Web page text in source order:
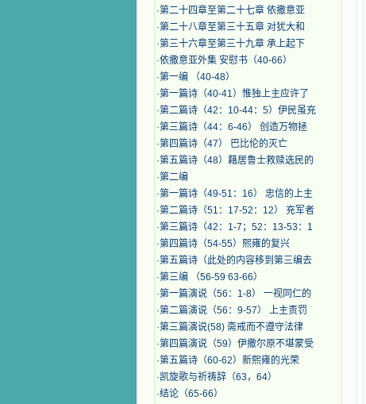
·第二十四章至第二十七章 依撒意亚
·第二十八章至第三十五章 对犹大和
·第三十六章至第三十九章 承上起下
·依撒意亚外集 安慰书（40-66）
·第一编 （40-48）
·第一篇诗（40-41）惟独上主应许了
·第二篇诗（42：10-44：5）伊民虽充
·第三篇诗（44：6-46） 创造万物拯
·第四篇诗（47） 巴比伦的灭亡
·第五篇诗（48）藉居鲁士救赎选民的
·第二编
·第一篇诗（49-51：16） 忠信的上主
·第二篇诗（51：17-52：12） 充军者
·第三篇诗（42：1-7；52：13-53：1
·第四篇诗（54-55）熙雍的复兴
·第五篇诗（此处的内容移到第三编去
·第三编 （56-59 63-66）
·第一篇演说（56：1-8） 一视同仁的
·第二篇演说（56：9-57） 上主责罚
·第三篇演说(58) 斋戒而不遵守法律
·第四篇演说（59）伊撒尔原不堪蒙受
·第五篇诗（60-62）新熙雍的光荣
·凯旋歌与祈祷辞（63，64）
·结论（65-66）